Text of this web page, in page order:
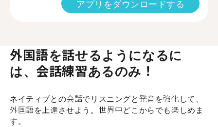
アプリをダウンロードする
外国語を話せるようになるに
は、会話練習あるのみ！
ネイティブとの会話でリスニングと発音を強化して、
外国語を上達させよう。世界中どこからでも楽しめま
す。